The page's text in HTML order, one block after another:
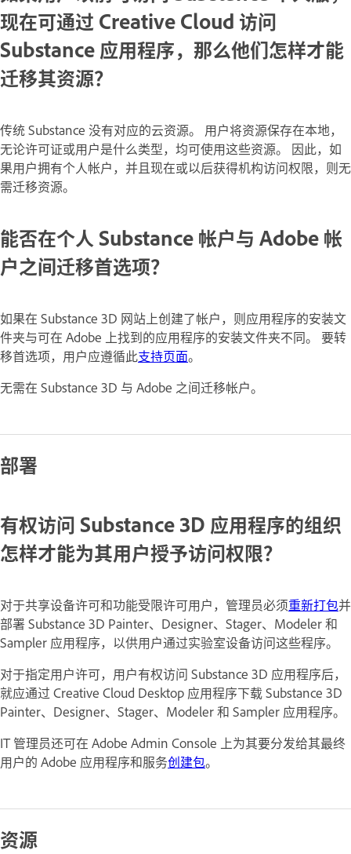
现在可通过 Creative Cloud 访问
Substance 应用程序，那么他们怎样才能
迁移其资源？
传统 Substance 没有对应的云资源。 用户将资源保存在本地，
无论许可证或用户是什么类型，均可使用这些资源。 因此，如
果用户拥有个人帐户，并且现在或以后获得机构访问权限，则无
需迁移资源。
能否在个人 Substance 帐户与 Adobe 帐
户之间迁移首选项？
如果在 Substance 3D 网站上创建了帐户，则应用程序的安装文
件夹与可在 Adobe 上找到的应用程序的安装文件夹不同。 要转
移首选项，用户应遵循此支持页面。
无需在 Substance 3D 与 Adobe 之间迁移帐户。
部署
有权访问 Substance 3D 应用程序的组织
怎样才能为其用户授予访问权限？
对于共享设备许可和功能受限许可用户，管理员必须重新打包并
部署 Substance 3D Painter、Designer、Stager、Modeler 和
Sampler 应用程序，以供用户通过实验室设备访问这些程序。
对于指定用户许可，用户有权访问 Substance 3D 应用程序后，
就应通过 Creative Cloud Desktop 应用程序下载 Substance 3D
Painter、Designer、Stager、Modeler 和 Sampler 应用程序。
IT 管理员还可在 Adobe Admin Console 上为其要分发给其最终
用户的 Adobe 应用程序和服务创建包。
资源